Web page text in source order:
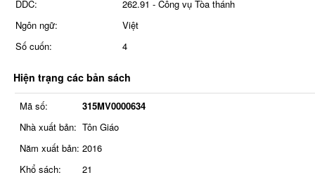
DDC:
262.91 - Công vụ Tòa thánh
Ngôn ngữ:
Việt
Số cuốn:
4
Hiện trạng các bản sách
Mã số:
315MV0000634
Nhà xuất bản: Tôn Giáo
Năm xuất bản: 2016
Khổ sách:
21